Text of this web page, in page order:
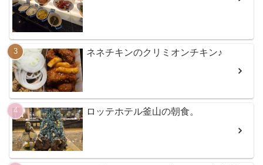
ネネチキンのクリミオンチキン♪
ロッテホテル釜山の朝食。